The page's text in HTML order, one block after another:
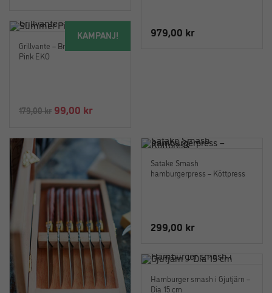
979,00 kr
priset
549,00 kr.
priset
är:
249,00 kr.
KAMPANJ!
Grillvante – British Summer
Pink EKO
179,00kr Det
priset
var:
179,00 kr.
99,00 krDet
priset
är:
99,00 kr.
Satake Smash
hamburgerpress – Köttpress
299,00 kr
Hamburger smash i Gjutjärn –
Dia 15 cm